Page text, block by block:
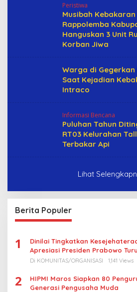
Peristiwa
Musibah
Rappolemba
Hanguskan 3 Unit
Korban Jiwa
Warga di Gegerkan
Saat Kejadian
Intraco
Informasi Bencana
Puluhan Tahun
RT03 Kelurahan
Terbakar Api
Lihat
Berita Populer
1
Dinilai Tingkatkan
Apresiasi Presiden Prabowo
Nelayan
Di KOMUNITAS/ORGANISASI 1,141 Views
2
HIPMI Maros Siapkan 80
Generasi Pengusaha Muda